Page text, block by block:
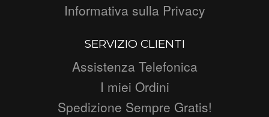
Informativa sulla Privacy
SERVIZIO CLIENTI
Assistenza Telefonica
I miei Ordini
Spedizione Sempre Gratis!